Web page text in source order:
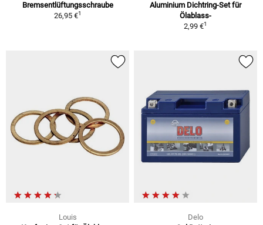
Bremsentlüftungsschraube
26,95 €1
Aluminium Dichtring-Set für
Ölablass-
2,99 €1
Louis
Delo